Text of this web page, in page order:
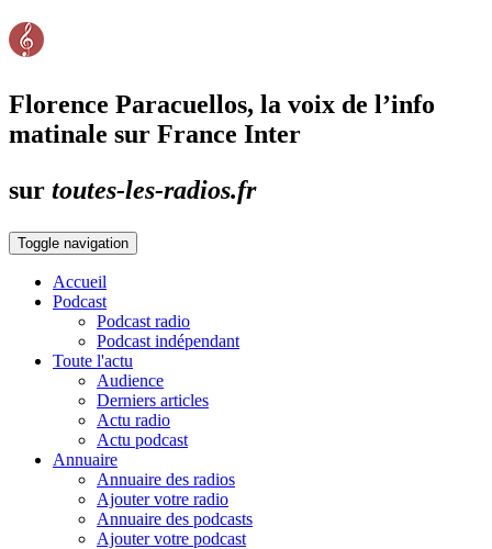
Florence Paracuellos, la voix de l’info
matinale sur France Inter
sur toutes-les-radios.fr
Toggle navigation
Accueil
Podcast
Podcast radio
Podcast indépendant
Toute l'actu
Audience
Derniers articles
Actu radio
Actu podcast
Annuaire
Annuaire des radios
Ajouter votre radio
Annuaire des podcasts
Ajouter votre podcast